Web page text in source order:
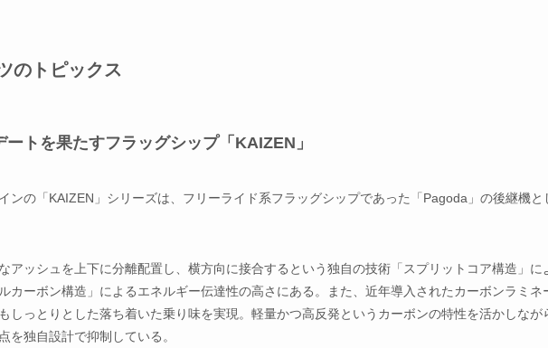
のトピックス
トを果たすフラッグシップ「KAIZEN」
ンの「KAIZEN」シリーズは、フリーライド系フラッグシップであった「Pagoda」の後継機と
アッシュを上下に分離配置し、横方向に接合するという独自の技術「スプリットコア構造」に
カーボン構造」によるエネルギー伝達性の高さにある。また、近年導入されたカーボンラミネ
しっとりとした落ち着いた乗り味を実現。軽量かつ高反発というカーボンの特性を活かしなが
を独自設計で抑制している。